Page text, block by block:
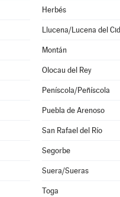
Herbés
Llucena/Lucena del Cid
Montán
Olocau del Rey
Peníscola/Peñíscola
Puebla de Arenoso
San Rafael del Río
Segorbe
Suera/Sueras
Toga